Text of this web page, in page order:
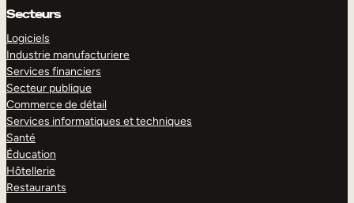
Secteurs
Logiciels
Industrie manufacturiere
Services financiers
Secteur publique
Commerce de détail
Services informatiques et techniques
Santé
Éducation
Hôtellerie
Restaurants